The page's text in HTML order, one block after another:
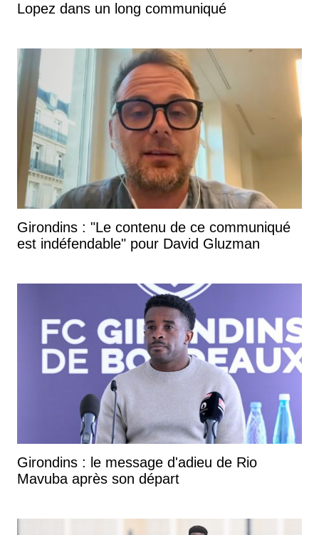
Lopez dans un long communiqué
Girondins : "Le contenu de ce communiqué
est indéfendable" pour David Gluzman
Girondins : le message d'adieu de Rio
Mavuba après son départ